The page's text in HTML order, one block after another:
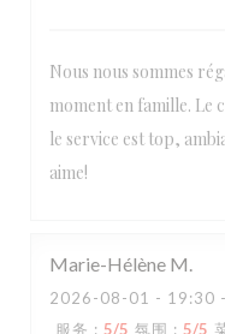
Nous nous sommes
moment en famille. Le
le service est top,
aime!
Marie-Hélène M
2026-08-01 - 19:30
服务 : 5/5 氛围 : 5/5